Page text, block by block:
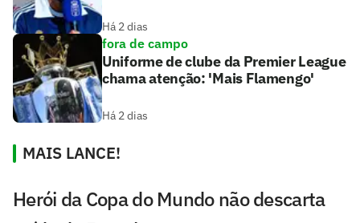
Há 2 dias
fora de campo
Uniforme de clube da Premier League
chama atenção: 'Mais Flamengo'
Há 2 dias
MAIS LANCE!
Herói da Copa do Mundo não descarta